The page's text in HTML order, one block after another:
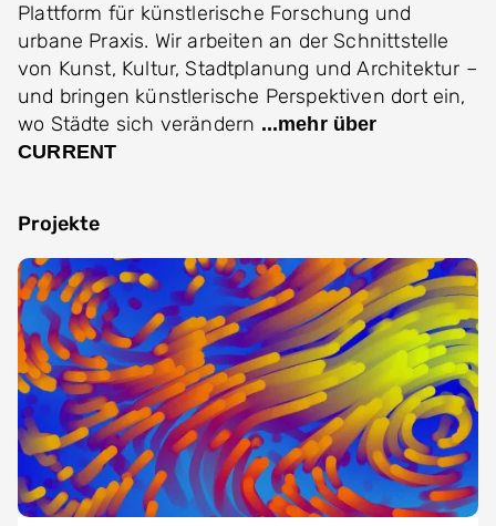
Plattform für künstlerische Forschung und
urbane Praxis. Wir arbeiten an der Schnittstelle
von Kunst, Kultur, Stadtplanung und Architektur –
und bringen künstlerische Perspektiven dort ein,
wo Städte sich verändern ...mehr über
CURRENT
Projekte
Image